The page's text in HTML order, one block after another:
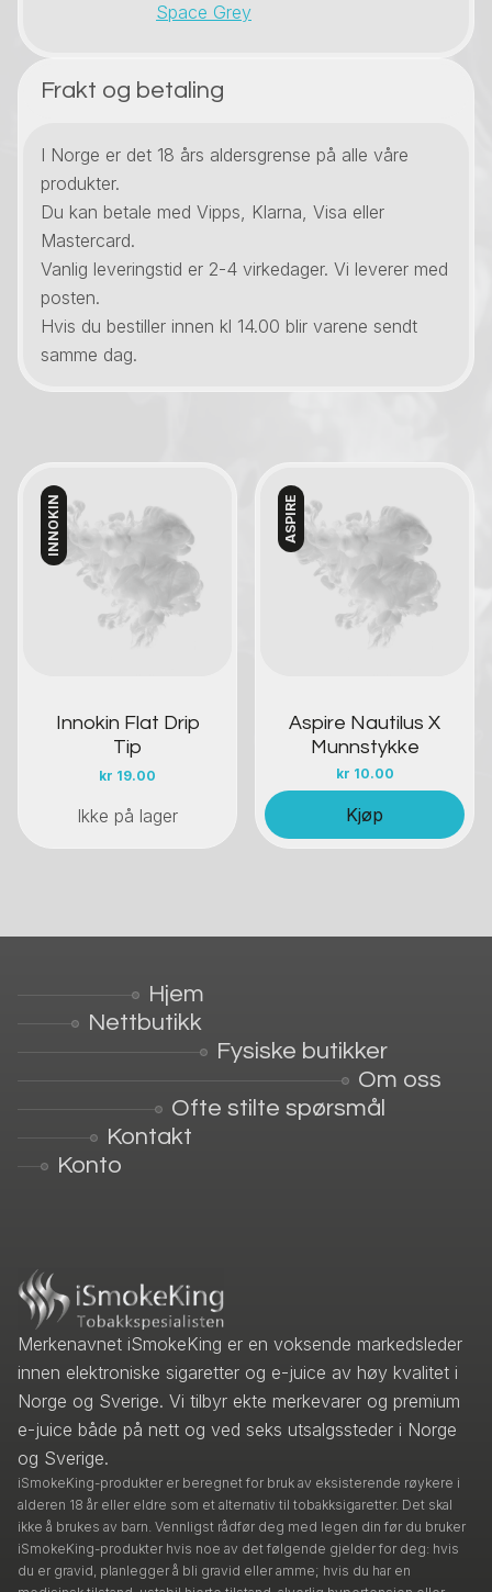
Space Grey
Frakt og betaling
I Norge er det 18 års aldersgrense på alle våre
produkter.
Du kan betale med Vipps, Klarna, Visa eller
Mastercard.
Vanlig leveringstid er 2-4 virkedager. Vi leverer med
posten.
Hvis du bestiller innen kl 14.00 blir varene sendt
samme dag.
INNOKIN
Innokin Flat Drip
Tip
kr 19.00
Kontakt oss
Ikke på lager
ASPIRE
Aspire Nautilus X
Munnstykke
kr 10.00
Kontakt oss
Kjøp
Hjem
Nettbutikk
Fysiske butikker
Om oss
Ofte stilte spørsmål
Kontakt
Konto
Merkenavnet iSmokeKing er en voksende markedsleder
innen elektroniske sigaretter og e-juice av høy kvalitet i
Norge og Sverige. Vi tilbyr ekte merkevarer og premium
e-juice både på nett og ved seks utsalgssteder i Norge
og Sverige.
iSmokeKing-produkter er beregnet for bruk av eksisterende røykere i
alderen 18 år eller eldre som et alternativ til tobakksigaretter. Det skal
ikke å brukes av barn. Vennligst rådfør deg med legen din før du bruker
iSmokeKing-produkter hvis noe av det følgende gjelder for deg: hvis
du er gravid, planlegger å bli gravid eller amme; hvis du har en